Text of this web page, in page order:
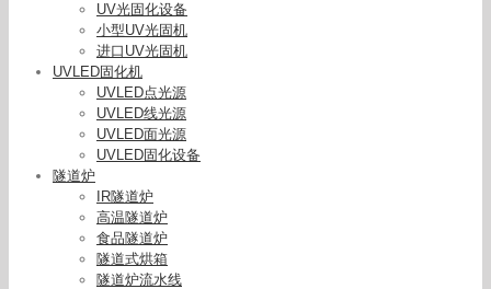
UV光固化设备
小型UV光固机
进口UV光固机
UVLED固化机
UVLED点光源
UVLED线光源
UVLED面光源
UVLED固化设备
隧道炉
IR隧道炉
高温隧道炉
食品隧道炉
隧道式烘箱
隧道炉流水线